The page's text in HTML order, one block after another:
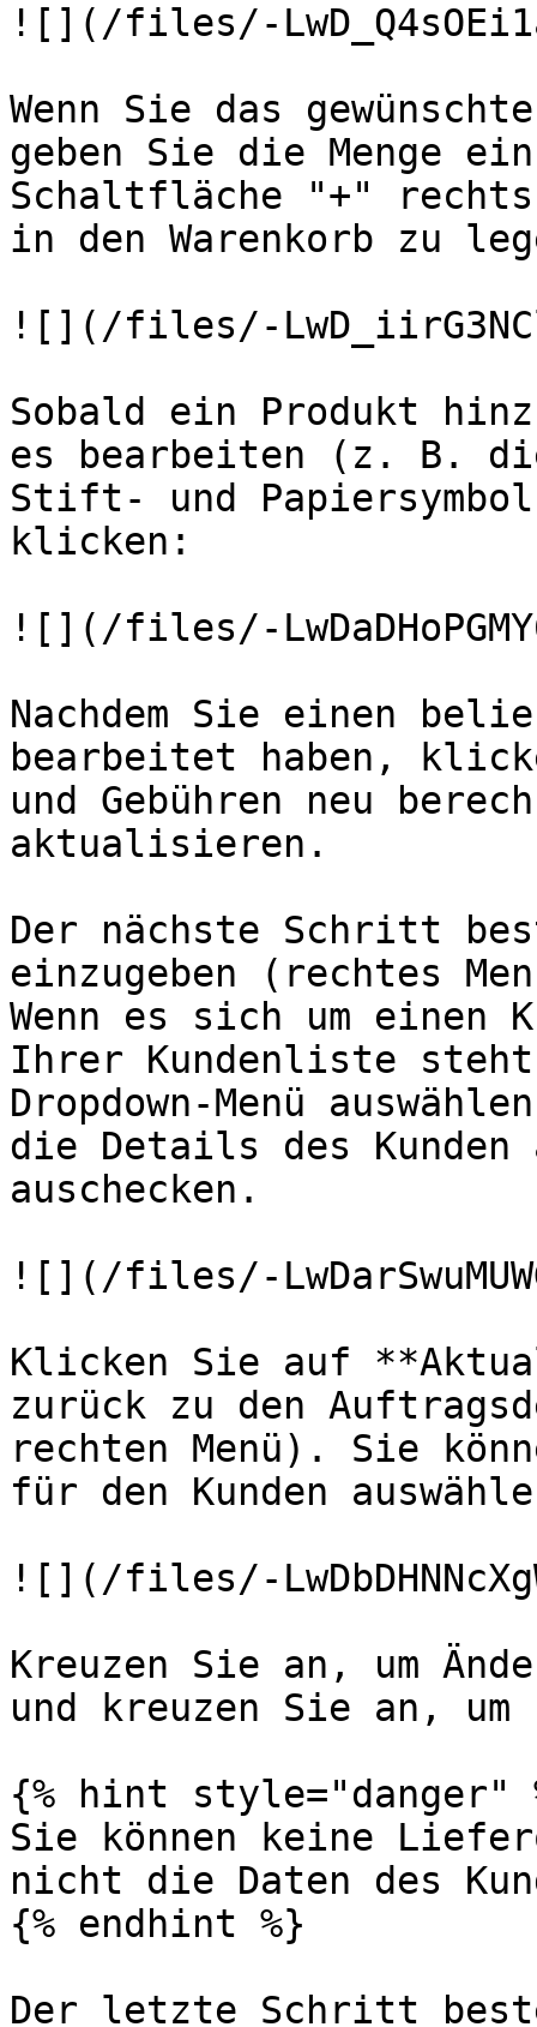
![](/files/-
Wenn Sie das
geben Sie die Menge
Schaltfläche "+" rechts
in den Warenkorb zu
![](/files/-
Sobald ein Produkt
es bearbeiten (z. B.
Stift- und
klicken:
![](/files/-
Nachdem Sie einen
bearbeitet haben,
und Gebühren neu
aktualisieren.
Der nächste Schritt
einzugeben (rechtes
Wenn es sich um einen
Ihrer Kundenliste
Dropdown-Menü
die Details des
auschecken.
![](/files/-
Klicken Sie auf
zurück zu den
rechten Menü). Sie
für den Kunden
![](/files/-
Kreuzen Sie an, um
und kreuzen Sie an,
{% hint style="danger"
Sie können keine
nicht die Daten des
{% endhint %}
Der letzte Schritt